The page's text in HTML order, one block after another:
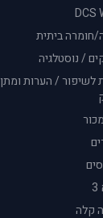
DCS
חומרה ביתית
/ נוסטלגיה
לשיפור / הערות ומתן
קלה